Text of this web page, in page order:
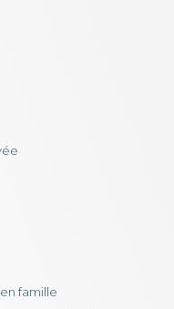
famille